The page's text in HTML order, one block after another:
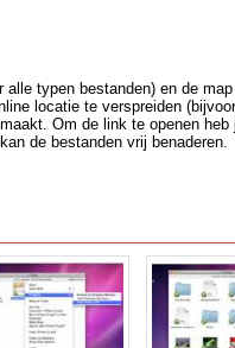
typen bestanden) en de
locatie te verspreiden
Om de link te openen heb
de bestanden vrij benaderen.